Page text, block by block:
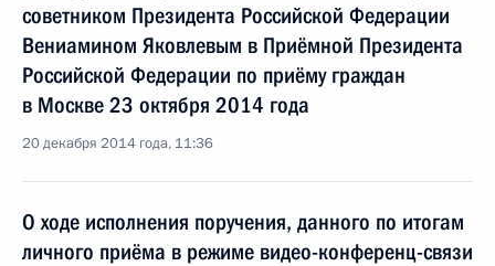
советником Президента Российской Федерации
Вениамином Яковлевым в Приёмной Президента
Российской Федерации по приёму граждан
в Москве 23 октября 2014 года
20 декабря 2014 года, 11:36
О ходе исполнения поручения, данного по итогам
личного приёма в режиме видео-конференц-связи